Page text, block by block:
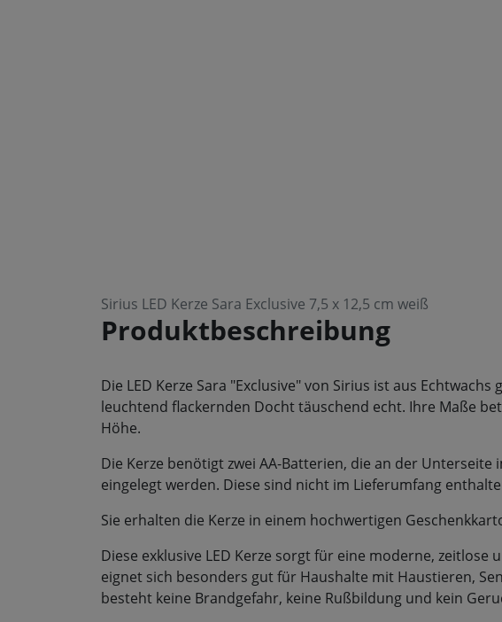
Sirius LED Kerze Sara Exclusive 7,5 x 12,5 cm weiß
Produktbeschreibung
Die LED Kerze Sara "Exclusive" von Sirius ist aus
leuchtend flackernden Docht täuschend echt. Ihre Maße
Höhe.
Die Kerze benötigt zwei AA-Batterien, die an der
eingelegt werden. Diese sind nicht im Lieferumfang
Sie erhalten die Kerze in einem hochwertigen
Diese exklusive LED Kerze sorgt für eine moderne,
eignet sich besonders gut für Haushalte mit Haustieren,
besteht keine Brandgefahr, keine Rußbildung und kein